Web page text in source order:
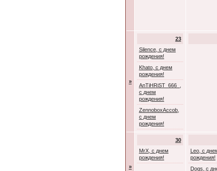
»
23
Silence, с днем
рождения!
Khato, с днем
рождения!
AnTiHRiST_666_,
с днем
рождения!
ZennoboxAccob,
с днем
рождения!
»
30
MrX, с днем
рождения!
Leo, с
рождения!
Dogs, с